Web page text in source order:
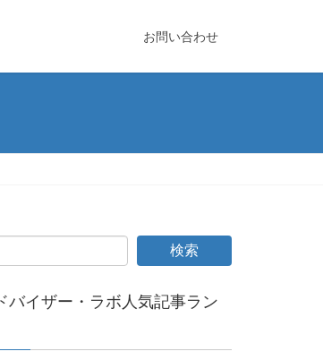
お問い合わせ
バイザー・ラボ人気記事ラン